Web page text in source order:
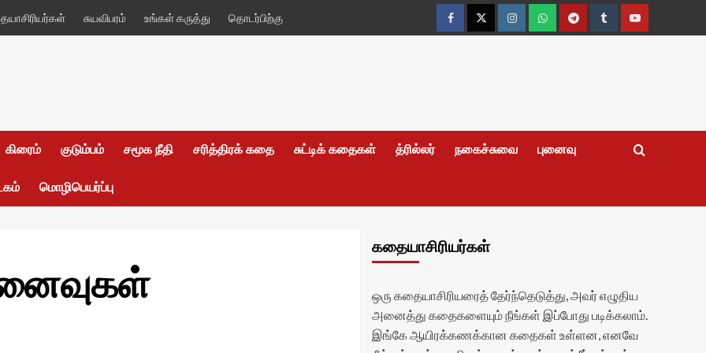
சுயவிபரம் உங்கள் கருத்து தொடர்பிற்கு
FacebookTwitterInstagramWhatsappTelegramTumblrYouTube
கிரைம் குடும்பம் சமூக நீதி சரித்திரக் கதை சுட்டிக் கதைகள் த்ரில்லர் நகைச்சுவை புனைவு
மொழிபெயர்ப்பு
கதையாசிரியர்கள்
ஒரு கதையாசிரியரைத் தேர்ந்தெடுத்து, அவர் எழுதிய
அனைத்து கதைகளையும் நீங்கள் இப்போது படிக்கலாம்.
இங்கே ஆயிரக்கணக்கான கதைகள் உள்ளன, எனவே